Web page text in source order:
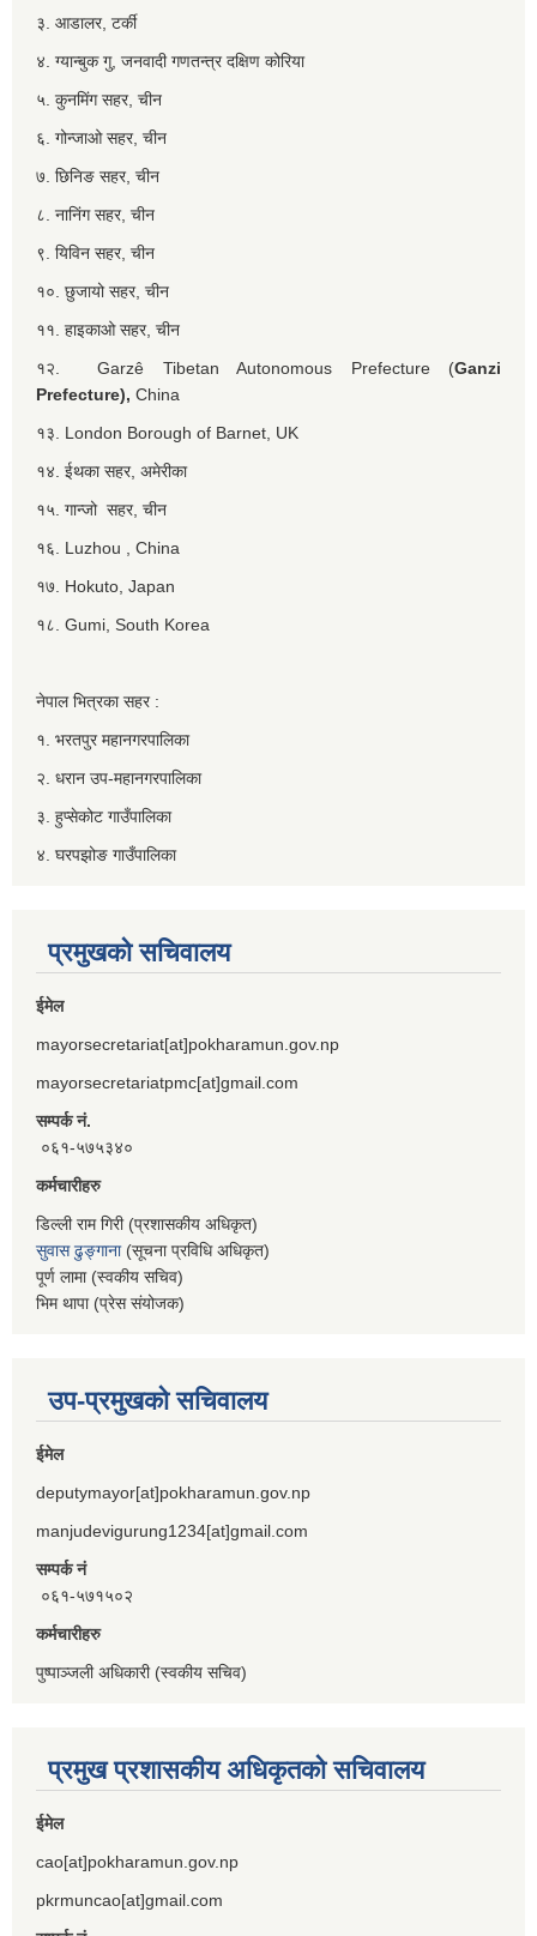
३. आडालर, टर्की
४. ग्यान्बुक गु, जनवादी गणतन्त्र दक्षिण कोरिया
५. कुनमिंग सहर, चीन
६. गोन्जाओ सहर, चीन
७. छिनिङ सहर, चीन
८. नानिंग सहर, चीन
९. यिविन सहर, चीन
१०. छुजायो सहर, चीन
११. हाइकाओ सहर, चीन
१२. Garzê Tibetan Autonomous Prefecture (Ganzi
Prefecture), China
१३. London Borough of Barnet, UK
१४. ईथका सहर, अमेरीका
१५. गान्जो सहर, चीन
१६. Luzhou , China
१७. Hokuto, Japan
१८. Gumi, South Korea
नेपाल भित्रका सहर :
१. भरतपुर महानगरपालिका
२. धरान उप-महानगरपालिका
३. हुप्सेकोट गाउँपालिका
४. घरपझोङ गाउँपालिका
प्रमुखको सचिवालय
ईमेल
mayorsecretariat[at]pokharamun.gov.np
mayorsecretariatpmc[at]gmail.com
सम्पर्क नं.
०६१-५७५३४०
कर्मचारीहरु
डिल्ली राम गिरी (प्रशासकीय अधिकृत)
सुवास ढुङ्गाना(सूचना प्रविधि अधिकृत)
पूर्ण लामा (स्वकीय सचिव)
भिम थापा (प्रेस संयोजक)
उप-प्रमुखको सचिवालय
ईमेल
deputymayor[at]pokharamun.gov.np
manjudevigurung1234[at]gmail.com
सम्पर्क नं
०६१-५७१५०२
कर्मचारीहरु
पुष्पाञ्जली अधिकारी (स्वकीय सचिव)
प्रमुख प्रशासकीय अधिकृतको सचिवालय
ईमेल
cao[at]pokharamun.gov.np
pkrmuncao[at]gmail.com